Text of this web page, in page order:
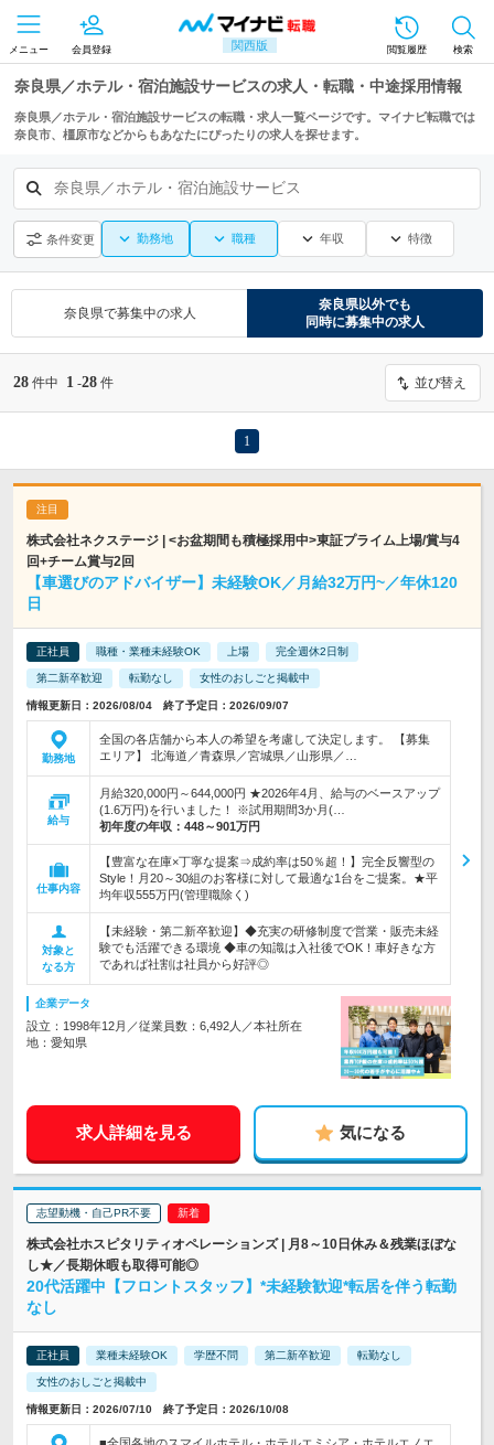
関西版
メニュー 会員登録 閲覧履歴 検索
奈良県／ホテル・宿泊施設サービスの求人・転職・中途採用情報
奈良県／ホテル・宿泊施設サービスの転職・求人一覧ページです。マイナビ転職では
奈良市、橿原市などからもあなたにぴったりの求人を探せます。
奈良県／ホテル・宿泊施設サービス
条件変更 勤務地 職種 年収 特徴
奈良県で募集中の求人
奈良県以外でも
同時に募集中の求人
28 件中 1 -28 件 並び替え
1
株式会社ネクステージ | <お盆期間も積極採用中>東証プライム上場/賞与4
回+チーム賞与2回
【車選びのアドバイザー】未経験OK／月給32万円~／年休120
日
正社員 職種・業種未経験OK 上場 完全週休2日制
第二新卒歓迎 転勤なし 女性のおしごと掲載中
情報更新日：2026/08/04 終了予定日：2026/09/07
勤務地
全国の各店舗から本人の希望を考慮して決定します。 【募集
エリア】 北海道／青森県／宮城県／山形県／…
給与
月給320,000円～644,000円 ★2026年4月、給与のベースアップ
(1.6万円)を行いました！ ※試用期間3か月(…
初年度の年収： 448～901万円
仕事内容
【豊富な在庫×丁寧な提案⇒成約率は50％超！】完全反響型の
Style！月20～30組のお客様に対して最適な1台をご提案。★平
均年収555万円(管理職除く)
対象と
なる方
【未経験・第二新卒歓迎】◆充実の研修制度で営業・販売未経
験でも活躍できる環境 ◆車の知識は入社後でOK！車好きな方
であれば社割は社員から好評◎
企業データ
設立：1998年12月／従業員数：6,492人／本社所在
地：愛知県
求人詳細を見る 気になる
志望動機・自己PR不要
株式会社ホスピタリティオペレーションズ | 月8～10日休み＆残業ほぼな
し★／長期休暇も取得可能◎
20代活躍中【フロントスタッフ】*未経験歓迎*転居を伴う転勤
なし
正社員 業種未経験OK 学歴不問 第二新卒歓迎 転勤なし
女性のおしごと掲載中
情報更新日：2026/07/10 終了予定日：2026/10/08